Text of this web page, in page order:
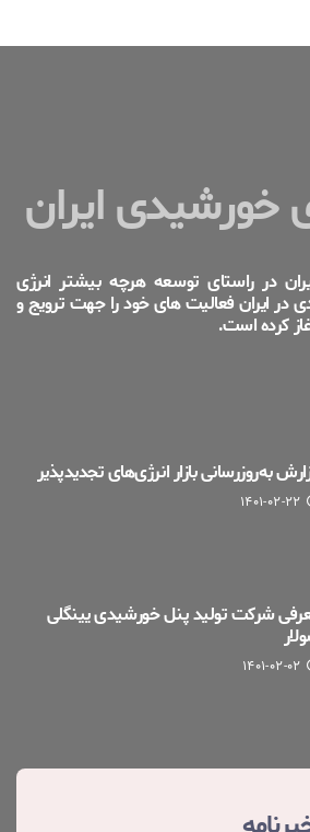
خورشیدی ایران
در راستای توسعه هرچه بیشتر انرژی
در ایران فعالیت های خود را جهت ترویج و
کرده است.
به‌روزرسانی بازار انرژی‌های تجدیدپذیر
۱۴۰۱-۰۲-۲۲
شرکت تولید پنل خورشیدی یینگلی
۱۴۰۱-۰۲-۰۲